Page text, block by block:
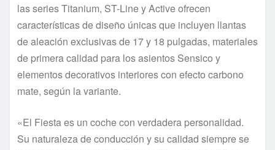
las series Titanium, ST-Line y Active ofrecen
características de diseño únicas que incluyen llantas
de aleación exclusivas de 17 y 18 pulgadas, materiales
de primera calidad para los asientos Sensico y
elementos decorativos interiores con efecto carbono
mate, según la variante.
«El Fiesta es un coche con verdadera personalidad.
Su naturaleza de conducción y su calidad siempre se